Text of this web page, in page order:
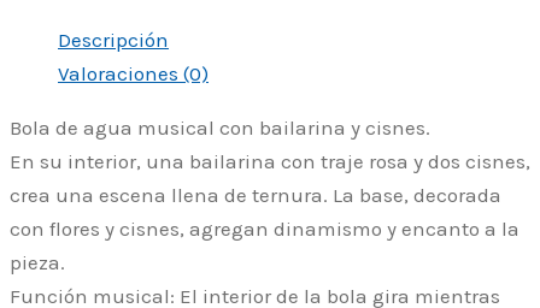
Descripción
Valoraciones (0)
Bola de agua musical con bailarina y cisnes.
En su interior, una bailarina con traje rosa y dos cisnes,
crea una escena llena de ternura. La base, decorada
con flores y cisnes, agregan dinamismo y encanto a la
pieza.
Función musical: El interior de la bola gira mientras